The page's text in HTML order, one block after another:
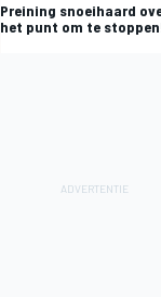
Preining snoeihaard
het punt om te